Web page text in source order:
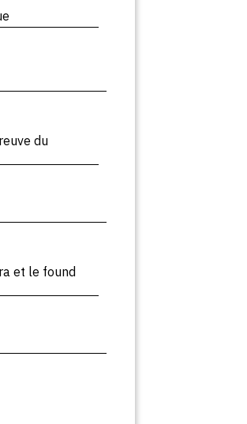
du
et le found